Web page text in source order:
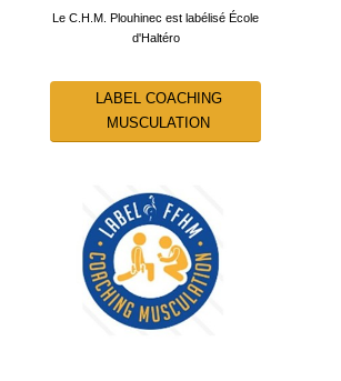
Le C.H.M. Plouhinec est labélisé École
d'Haltéro
LABEL COACHING
MUSCULATION